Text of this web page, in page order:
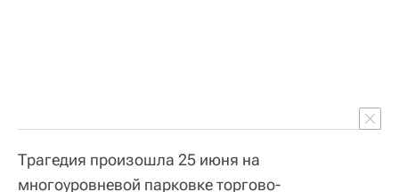
Трагедия произошла 25 июня на
многоуровневой парковке торгово-